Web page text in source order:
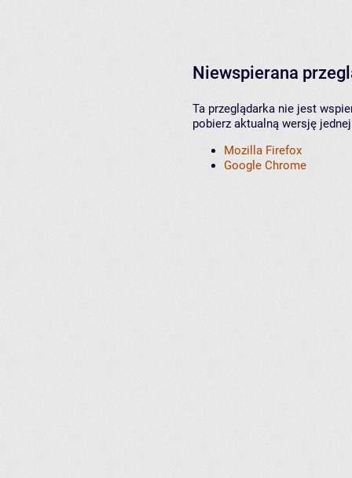
Niewspierana
Ta przeglądarka nie jest
pobierz aktualną wersję
Mozilla Firefox
Google Chrome